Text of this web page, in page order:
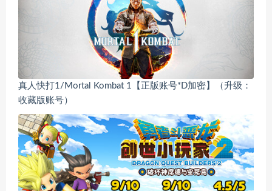
真人快打1/Mortal Kombat 1【正版账号*D加密】（升级：
收藏版账号）